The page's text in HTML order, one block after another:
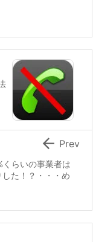
らいの事業者は
た！？・・・め
 Prev